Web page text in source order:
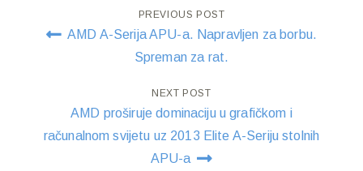
Post
navigation
PREVIOUS POST
AMD A-Serija APU-a. Napravljen za borbu.
Spreman za rat.
NEXT POST
AMD proširuje dominaciju u grafičkom i
računalnom svijetu uz 2013 Elite A-Seriju stolnih
APU-a